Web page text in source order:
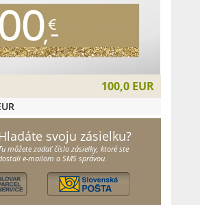
100,0 EUR
svoju zásielku?
môžete zadať číslo zásielky, ktoré ste
e-mailom a SMS správou.